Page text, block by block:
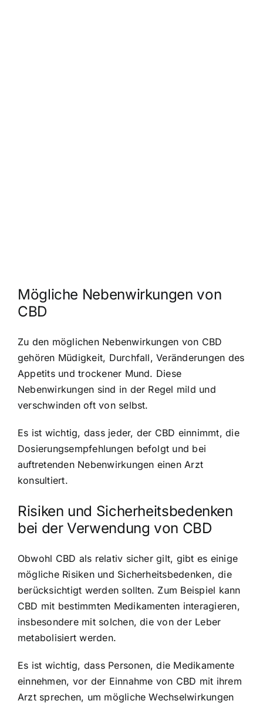
Mögliche Nebenwirkungen von
CBD
Zu den möglichen Nebenwirkungen von CBD
gehören Müdigkeit, Durchfall, Veränderungen des
Appetits und trockener Mund. Diese
Nebenwirkungen sind in der Regel mild und
verschwinden oft von selbst.
Es ist wichtig, dass jeder, der CBD einnimmt, die
Dosierungsempfehlungen befolgt und bei
auftretenden Nebenwirkungen einen Arzt
konsultiert.
Risiken und Sicherheitsbedenken
bei der Verwendung von CBD
Obwohl CBD als relativ sicher gilt, gibt es einige
mögliche Risiken und Sicherheitsbedenken, die
berücksichtigt werden sollten. Zum Beispiel kann
CBD mit bestimmten Medikamenten interagieren,
insbesondere mit solchen, die von der Leber
metabolisiert werden.
Es ist wichtig, dass Personen, die Medikamente
einnehmen, vor der Einnahme von CBD mit ihrem
Arzt sprechen, um mögliche Wechselwirkungen